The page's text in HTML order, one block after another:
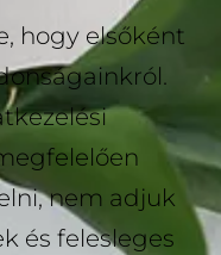
hogy elsőként
nem adjuk
és felesleges